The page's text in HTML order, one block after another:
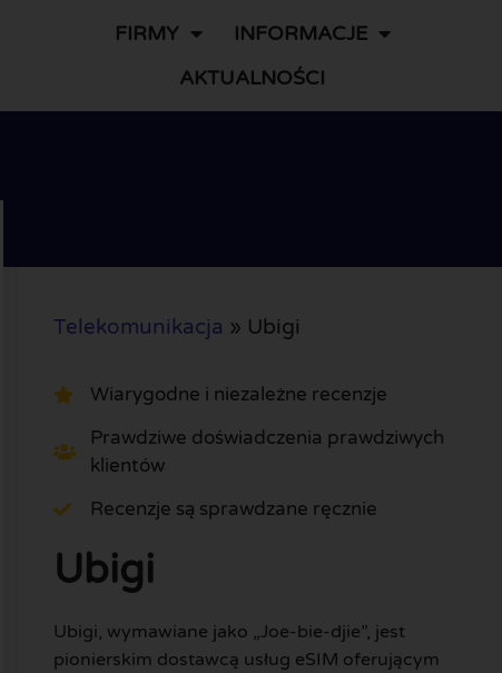
FIRMY
INFORMACJE
AKTUALNOŚCI
Telekomunikacja » Ubigi
Wiarygodne i niezależne recenzje
Prawdziwe doświadczenia prawdziwych
klientów
Recenzje są sprawdzane ręcznie
Ubigi
Ubigi, wymawiane jako „Joe-bie-djie”, jest
pionierskim dostawcą usług eSIM oferującym